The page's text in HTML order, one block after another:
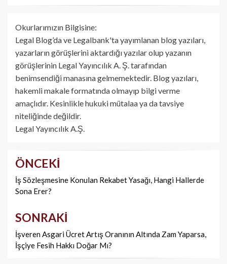
Okurlarımızın Bilgisine:
Legal Blog’da ve Legalbank'ta yayımlanan blog yazıları,
yazarların görüşlerini aktardığı yazılar olup yazanın
görüşlerinin Legal Yayıncılık A. Ş. tarafından
benimsendiği manasına gelmemektedir. Blog yazıları,
hakemli makale formatında olmayıp bilgi verme
amaçlıdır. Kesinlikle hukuki mütalaa ya da tavsiye
niteliğinde değildir.
Legal Yayıncılık A.Ş.
Yazı
dolaşımı
ÖNCEKI
İş Sözleşmesine Konulan Rekabet Yasağı, Hangi Hallerde
Sona Erer?
SONRAKI
İşveren Asgari Ücret Artış Oranının Altında Zam Yaparsa,
İşçiye Fesih Hakkı Doğar Mı?